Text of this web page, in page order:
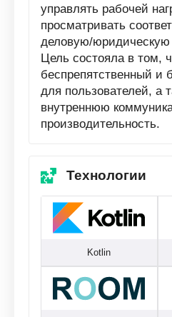
управлять рабочей
просматривать
деловую/
Цель состояла в том,
беспрепятственный и
для пользователей, а
внутреннюю
производительность.
Технологии
Kotlin